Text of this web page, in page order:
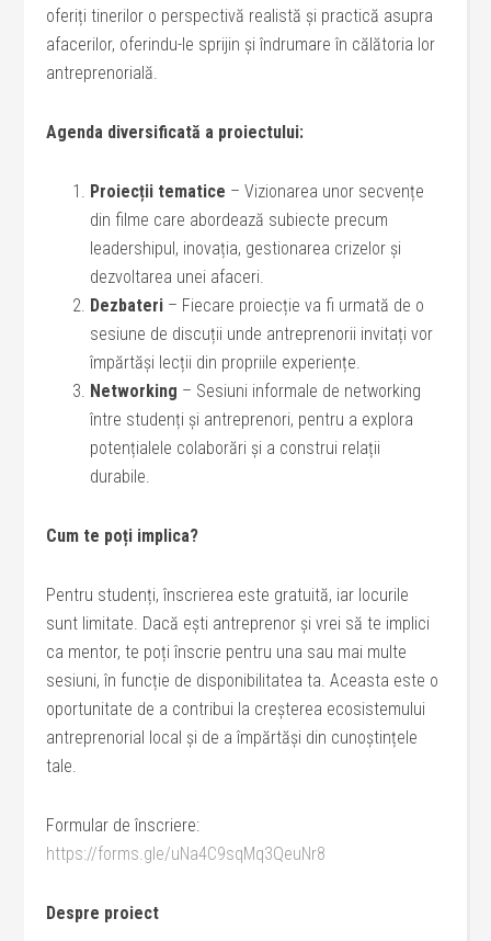
oferiți tinerilor o perspectivă realistă și practică asupra
afacerilor, oferindu-le sprijin și îndrumare în călătoria lor
antreprenorială.
Agenda diversificată a proiectului:
Proiecții tematice – Vizionarea unor secvențe
din filme care abordează subiecte precum
leadershipul, inovația, gestionarea crizelor și
dezvoltarea unei afaceri.
Dezbateri – Fiecare proiecție va fi urmată de o
sesiune de discuții unde antreprenorii invitați vor
împărtăși lecții din propriile experiențe.
Networking – Sesiuni informale de networking
între studenți și antreprenori, pentru a explora
potențialele colaborări și a construi relații
durabile.
Cum te poți implica?
Pentru studenți, înscrierea este gratuită, iar locurile
sunt limitate. Dacă ești antreprenor și vrei să te implici
ca mentor, te poți înscrie pentru una sau mai multe
sesiuni, în funcție de disponibilitatea ta. Aceasta este o
oportunitate de a contribui la creșterea ecosistemului
antreprenorial local și de a împărtăși din cunoștințele
tale.
Formular de înscriere:
https://forms.gle/uNa4C9sqMq3QeuNr8
Despre proiect